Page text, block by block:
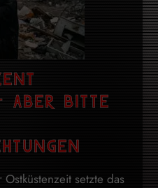
aber bitte
setzte das